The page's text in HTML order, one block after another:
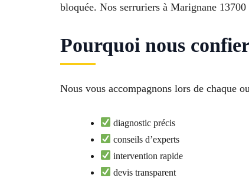
bloquée. Nos serruriers à Marignane
Pourquoi nous
Nous vous accompagnons lors de chaque
diagnostic précis
conseils d’experts
intervention rapide
devis transparent